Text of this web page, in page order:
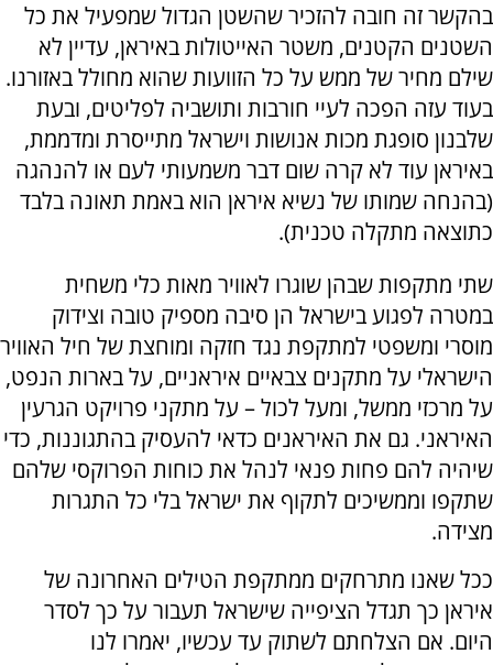
בהקשר זה חובה להזכיר שהשטן הגדול שמפעיל את כל
השטנים הקטנים, משטר האייטולות באיראן, עדיין לא
שילם מחיר של ממש על כל הזוועות שהוא מחולל באזורנו.
בעוד עזה הפכה לעיי חורבות ותושביה לפליטים, ובעת
שלבנון סופגת מכות אנושות וישראל מתייסרת ומדממת,
באיראן עוד לא קרה שום דבר משמעותי לעם או להנהגה
(בהנחה שמותו של נשיא איראן הוא באמת תאונה בלבד
כתוצאה מתקלה טכנית).
שתי מתקפות שבהן שוגרו לאוויר מאות כלי משחית
במטרה לפגוע בישראל הן סיבה מספיק טובה וצידוק
מוסרי ומשפטי למתקפת נגד חזקה ומוחצת של חיל האוויר
הישראלי על מתקנים צבאיים איראניים, על בארות הנפט,
על מרכזי ממשל, ומעל לכול – על מתקני פרויקט הגרעין
האיראני. גם את האיראנים כדאי להעסיק בהתגוננות, כדי
שיהיה להם פחות פנאי לנהל את כוחות הפרוקסי שלהם
שתקפו וממשיכים לתקוף את ישראל בלי כל התגרות
מצידה.
ככל שאנו מתרחקים ממתקפת הטילים האחרונה של
איראן כך תגדל הציפייה שישראל תעבור על כך לסדר
היום. אם הצלחתם לשתוק עד עכשיו, יאמרו לנו